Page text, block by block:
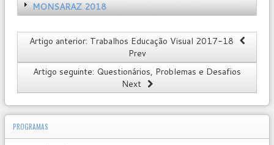
MONSARAZ 2018
Artigo anterior: Trabalhos Educação Visual 2017-18
Prev
Artigo seguinte: Questionários, Problemas e Desafios
Next
PROGRAMAS